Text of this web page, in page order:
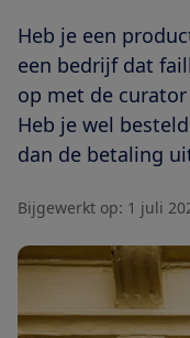
Heb je een
een bedrijf dat
op met de
Heb je wel
dan de betaling
Bijgewerkt op: 1 juli